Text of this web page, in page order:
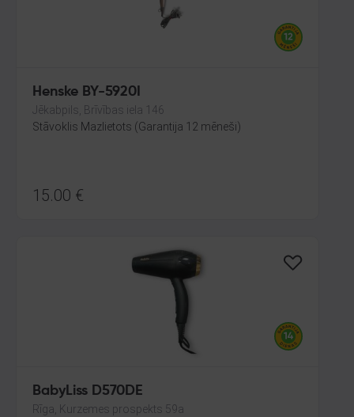
Henske BY-5920I
Jēkabpils, Brīvības iela 146
Stāvoklis Mazlietots (Garantija 12 mēneši)
15.00 €
BabyLiss D570DE
Rīga, Kurzemes prospekts 59a